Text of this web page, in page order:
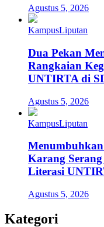
Agustus 5, 2026
KampusLiputan
Dua Pekan
Rangkaian
UNTIRTA di
Agustus 5, 2026
KampusLiputan
Karang
Literasi
Agustus 5, 2026
Kategori